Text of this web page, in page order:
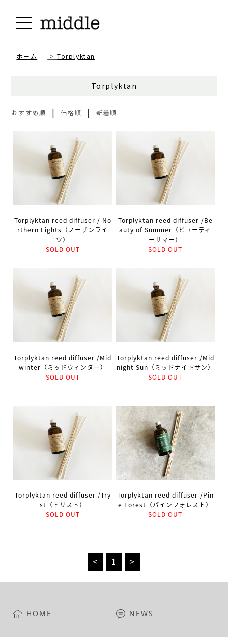
ホーム >Torplyktan
Torplyktan
おすすめ順 |価格順 |新着順
Torplyktan reed diffuser / No
rthern Lights（ノーザンライ
ツ）
SOLD OUT
Torplyktan reed diffuser /Be
auty of Summer（ビューティ
ーサマー）
SOLD OUT
Torplyktan reed diffuser /Mid
winter（ミッドウィンター）
SOLD OUT
Torplyktan reed diffuser /Mid
night Sun（ミッドナイトサン）
SOLD OUT
Torplyktan reed diffuser /Try
st（トリスト）
SOLD OUT
Torplyktan reed diffuser /Pin
e Forest（パインフォレスト）
SOLD OUT
< 1 >
HOME NEWS